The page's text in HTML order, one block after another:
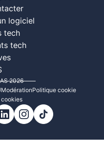
logiciel
tech
tech
2026
ModérationPolitique cookie
cookies